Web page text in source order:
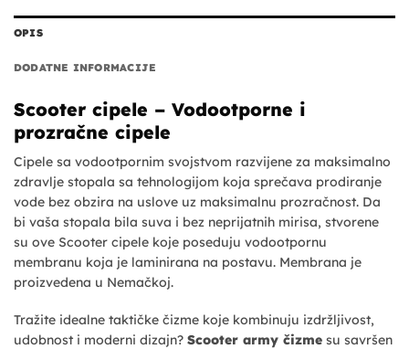
OPIS
DODATNE INFORMACIJE
Scooter cipele – Vodootporne i
prozračne cipele
Cipele sa vodootpornim svojstvom razvijene za maksimalno
zdravlje stopala sa tehnologijom koja sprečava prodiranje
vode bez obzira na uslove uz maksimalnu prozračnost. Da
bi vaša stopala bila suva i bez neprijatnih mirisa, stvorene
su ove Scooter cipele koje poseduju vodootpornu
membranu koja je laminirana na postavu. Membrana je
proizvedena u Nemačkoj.
Tražite idealne taktičke čizme koje kombinuju izdržljivost,
udobnost i moderni dizajn? Scooter army čizme su savršen